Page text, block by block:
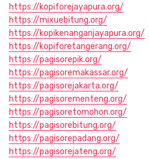
https://kopiforejayapura.org/
https://mixuebitung.org/
https://kopikenanganjayapura.org/
https://kopiforetangerang.org/
https://pagisorepik.org/
https://pagisoremakassar.org/
https://pagisorejakarta.org/
https://pagisorementeng.org/
https://pagisoretomohon.org/
https://pagisorebitung.org/
https://pagisorepadang.org/
https://pagisorejateng.org/